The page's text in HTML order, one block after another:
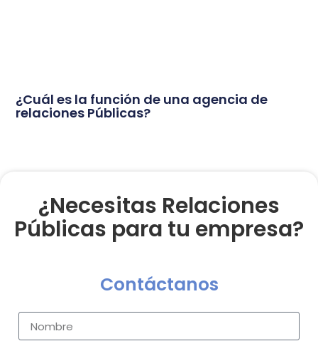
¿Cuál es la función de una agencia de
relaciones Públicas?
¿Necesitas Relaciones
Públicas para tu empresa?
Contáctanos